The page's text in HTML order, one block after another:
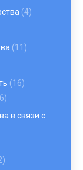
(4)
(11)
(16)
в связи с